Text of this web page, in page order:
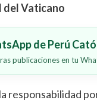
del Vaticano
de Perú
publicaciones en tu
responsabilidad